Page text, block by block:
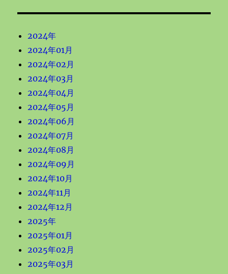
2024年
2024年01月
2024年02月
2024年03月
2024年04月
2024年05月
2024年06月
2024年07月
2024年08月
2024年09月
2024年10月
2024年11月
2024年12月
2025年
2025年01月
2025年02月
2025年03月